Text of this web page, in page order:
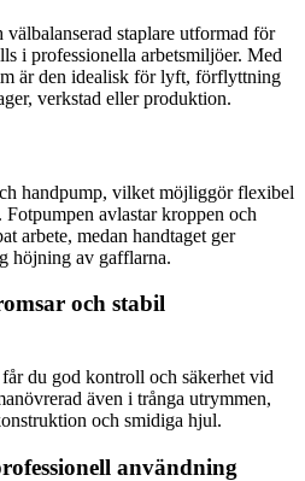
staplare utformad för
i professionella arbetsmiljöer. Med
är den idealisk för lyft, förflyttning
verkstad eller produktion.
handpump, vilket möjliggör flexibel
avlastar kroppen och
arbete, medan handtaget ger
höjning av gafflarna.
och stabil
du god kontroll och säkerhet vid
även i trånga utrymmen,
och smidiga hjul.
användning